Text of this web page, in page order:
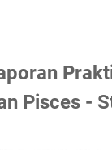
Pisces -